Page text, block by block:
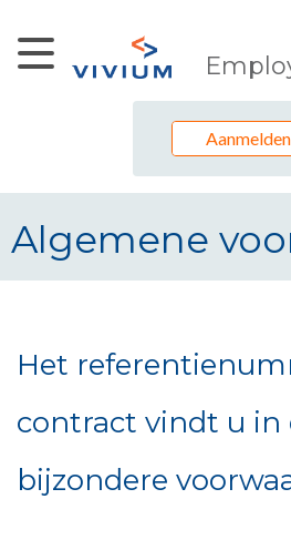
Aanmelden
Algemene
Het
contract vindt u in
bijzondere